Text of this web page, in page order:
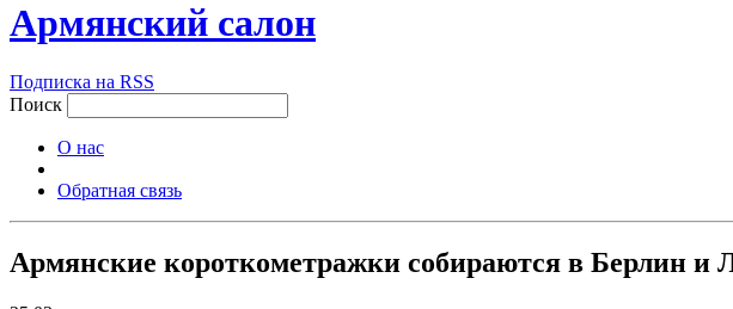
Армянский салон
Подписка на RSS
Поиск
О нас
Обратная связь
Армянские короткометражки собираются в Берлин и